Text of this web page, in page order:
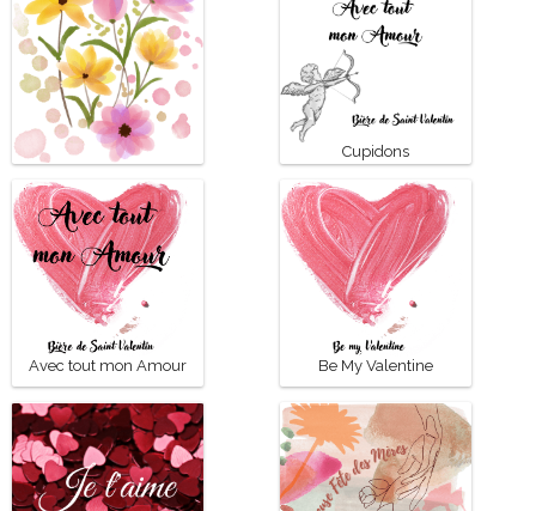
Bonne fête Maman
Cupidons
Avec tout mon Amour Be My Valentine